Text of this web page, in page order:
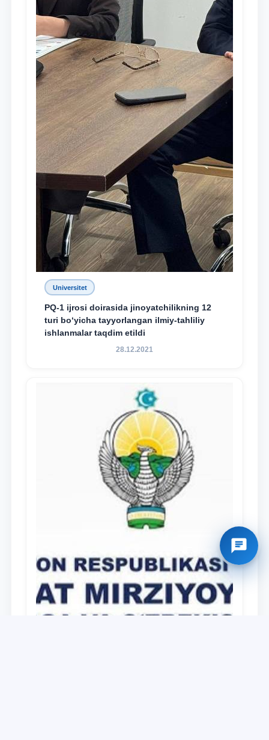
Universitet
PQ-1 ijrosi doirasida jinoyatchilikning 12
turi bo‘yicha tayyorlangan ilmiy-tahliliy
ishlanmalar taqdim etildi
28.12.2021